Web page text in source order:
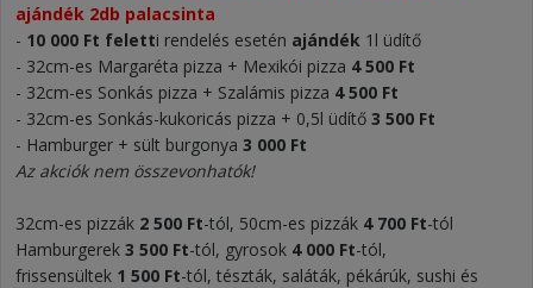
ajándék 2db palacsinta
- 10 000 Ft feletti rendelés esetén ajándék 1l üdítő
- 32cm-es Margaréta pizza + Mexikói pizza 4 500 Ft
- 32cm-es Sonkás pizza + Szalámis pizza 4 500 Ft
- 32cm-es Sonkás-kukoricás pizza + 0,5l üdítő 3 500 Ft
- Hamburger + sült burgonya 3 000 Ft
Az akciók nem összevonhatók!
32cm-es pizzák 2 500 Ft-tól, 50cm-es pizzák 4 700 Ft-tól
Hamburgerek 3 500 Ft-tól, gyrosok 4 000 Ft-tól,
frissensültek 1 500 Ft-tól, tészták, saláták, pékárúk, sushi és